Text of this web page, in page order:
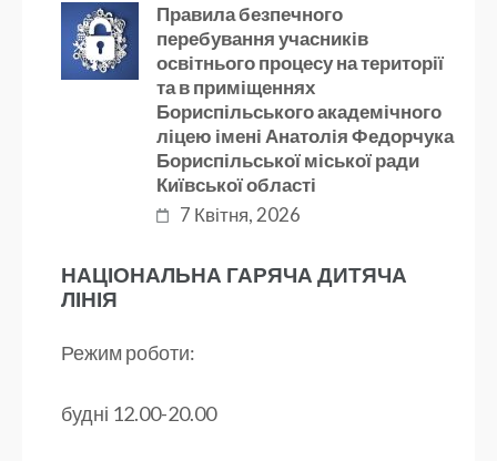
Правила безпечного
перебування учасників
освітнього процесу на території
та в приміщеннях
Бориспільського академічного
ліцею імені Анатолія Федорчука
Бориспільської міської ради
Київської області
7 Квітня, 2026
НАЦІОНАЛЬНА ГАРЯЧА ДИТЯЧА
ЛІНІЯ
Режим роботи:
будні 12.00-20.00